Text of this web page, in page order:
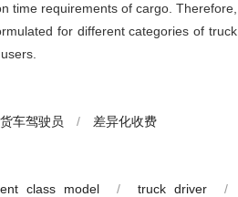
time requirements of cargo. Therefore,
for different categories of truck
货车驾驶员 / 差异化收费
class model / truck driver
/